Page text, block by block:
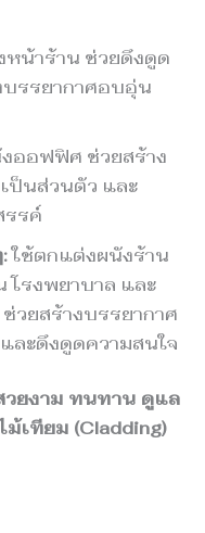
น้าร้าน ช่วยดึงดูด
บรรยากาศอบอุ่น
ออฟฟิศ ช่วยสร้าง
ป็นส่วนตัว และ
รรค์
ใช้ตกแต่งผนังร้าน
โรงพยาบาล และ
วยสร้างบรรยากาศ
ละดึงดูดความสนใจ
ยงาม ทนทาน ดูแล
เทียม (Cladding)